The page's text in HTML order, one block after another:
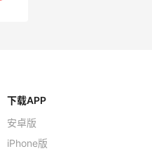
下载APP
安卓版
iPhone版